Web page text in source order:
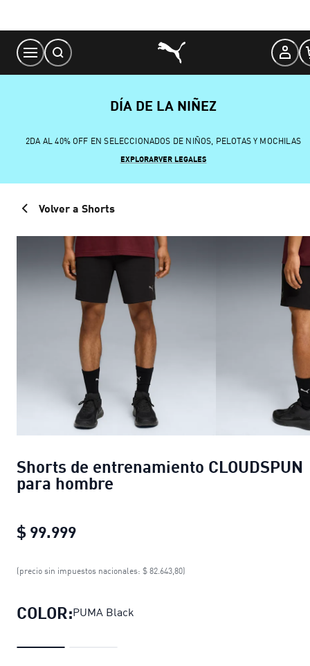
Content
DÍA DE LA NIÑEZ
2DA AL 40% OFF EN SELECCIONADOS DE NIÑOS, PELOTAS Y MOCHILAS
EXPLORARVER LEGALES
Volver a Shorts
Shorts de entrenamiento CLOUDSPUN
para hombre
$ 99.999
Shorts de entrenamiento
(precio sin impuestos nacionales: $ 82.643,80)
COLOR:PUMA Black